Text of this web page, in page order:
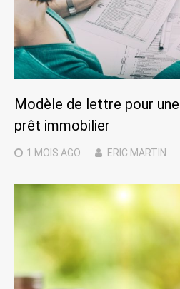
Modèle de lettre pour
prêt immobilier
1 MOIS AGO ERIC MARTIN